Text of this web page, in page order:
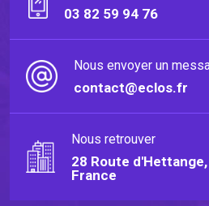
03 82 59 94 76
Nous envoyer un
contact@eclos.fr
Nous retrouver
28 Route
France